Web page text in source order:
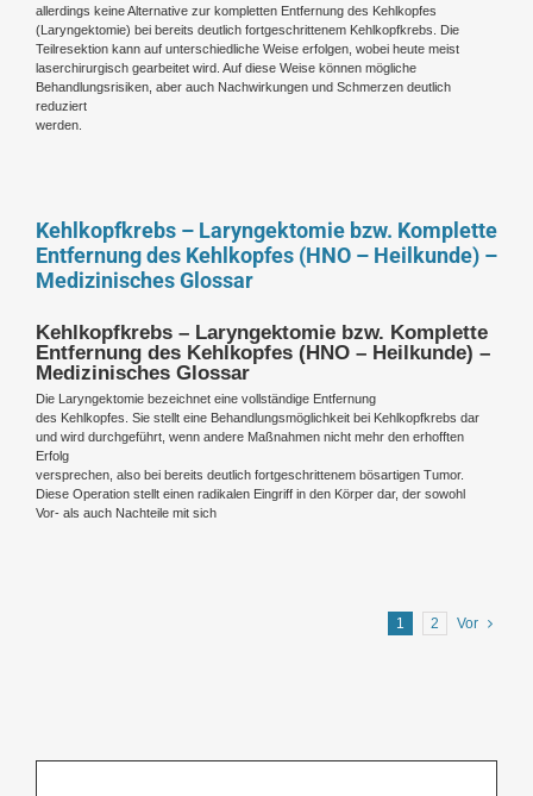
allerdings keine Alternative zur kompletten Entfernung des Kehlkopfes
(Laryngektomie) bei bereits deutlich fortgeschrittenem Kehlkopfkrebs. Die
Teilresektion kann auf unterschiedliche Weise erfolgen, wobei heute meist
laserchirurgisch gearbeitet wird. Auf diese Weise können mögliche
Behandlungsrisiken, aber auch Nachwirkungen und Schmerzen deutlich
reduziert
werden.
Kehlkopfkrebs – Laryngektomie bzw. Komplette
Entfernung des Kehlkopfes (HNO – Heilkunde) –
Medizinisches Glossar
Kehlkopfkrebs – Laryngektomie bzw. Komplette
Entfernung des Kehlkopfes (HNO – Heilkunde) –
Medizinisches Glossar
Die Laryngektomie bezeichnet eine vollständige Entfernung
des Kehlkopfes. Sie stellt eine Behandlungsmöglichkeit bei Kehlkopfkrebs dar
und wird durchgeführt, wenn andere Maßnahmen nicht mehr den erhofften
Erfolg
versprechen, also bei bereits deutlich fortgeschrittenem bösartigen Tumor.
Diese Operation stellt einen radikalen Eingriff in den Körper dar, der sowohl
Vor- als auch Nachteile mit sich
1 2 Vor